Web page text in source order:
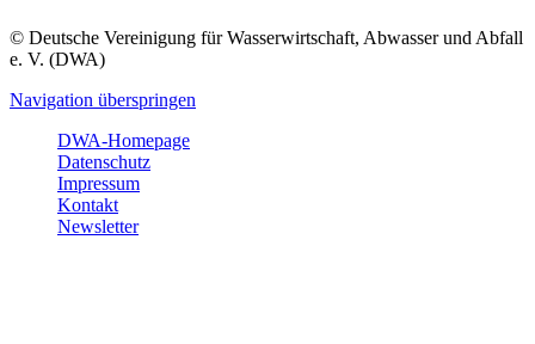
© Deutsche Vereinigung für Wasserwirtschaft, Abwasser und Abfall
e. V. (DWA)
Navigation überspringen
DWA-Homepage
Datenschutz
Impressum
Kontakt
Newsletter